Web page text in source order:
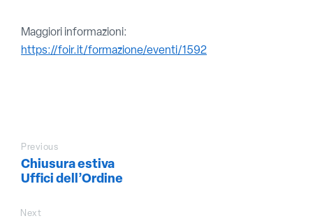
Maggiori informazioni:
https://foir.it/formazione/eventi/1592
Previous
Chiusura estiva
Uffici dell’Ordine
Next